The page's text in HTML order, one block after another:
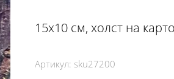
15х10 см, холст на
Артикул: sku27200